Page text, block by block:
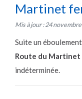
Martinet
Mis à jour : 24
Suite un
Route du
indéterminée.